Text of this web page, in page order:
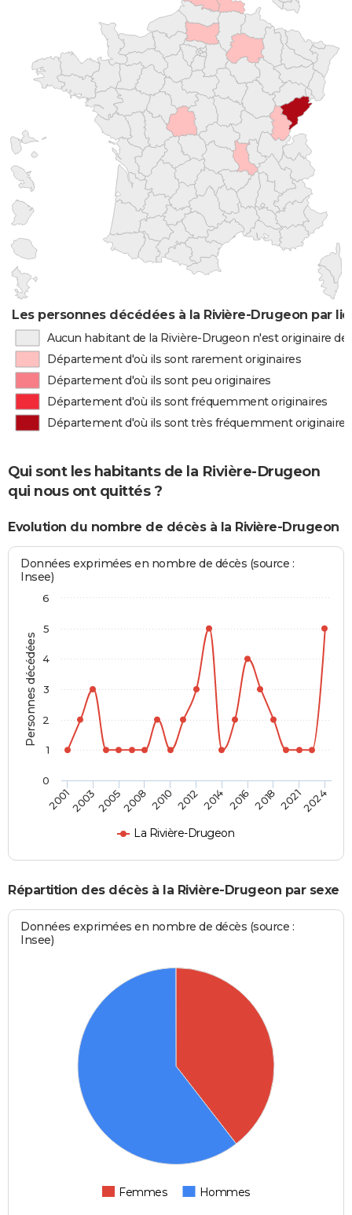
Les personnes décédées à la Rivière-Drugeon par
Aucun habitant de la Rivière-Drugeon n'est originaire
Département d'où ils sont rarement originaires
Département d'où ils sont peu originaires
Département d'où ils sont fréquemment originaires
Département d'où ils sont très fréquemment originaires
Qui sont les habitants de la Rivière-Drugeon
qui nous ont quittés ?
Evolution du nombre de décès à la Rivière-Drugeon
Personnes décédées
Données exprimées en nombre de décès (source :
Insee)
La Rivière-Drugeon
2001200320052008 2010 2012 2014 2016 2018 20212024
0
1
2
3
4
5
6
Répartition des décès à la Rivière-Drugeon par sexe
Données exprimées en nombre de décès (source :
Insee)
Femmes Hommes